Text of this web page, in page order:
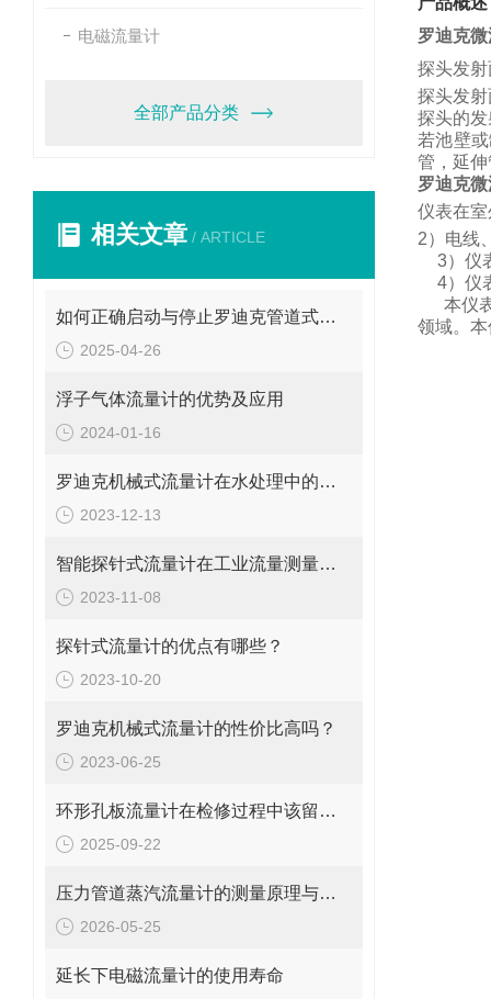
电磁流量计
全部产品分类
相关文章 / ARTICLE
如何正确启动与停止罗迪克管道式流量计？操作要点要牢记
2025-04-26
浮子气体流量计的优势及应用
2024-01-16
罗迪克机械式流量计在水处理中的应用
2023-12-13
智能探针式流量计在工业流量测量中的应用
2023-11-08
探针式流量计的优点有哪些？
2023-10-20
罗迪克机械式流量计的性价比高吗？
2023-06-25
环形孔板流量计在检修过程中该留意的事项
2025-09-22
压力管道蒸汽流量计的测量原理与日常维护操作规范
2026-05-25
延长下电磁流量计的使用寿命
罗迪克
探头发
探头发
探头的
若池壁
管， 延
罗迪克
仪表在
2）电线
3）仪
4）仪
本仪
领域。 本